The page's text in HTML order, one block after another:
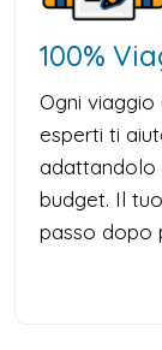
100%
Ogni
esperti ti
adattandolo
budget. Il
passo dopo